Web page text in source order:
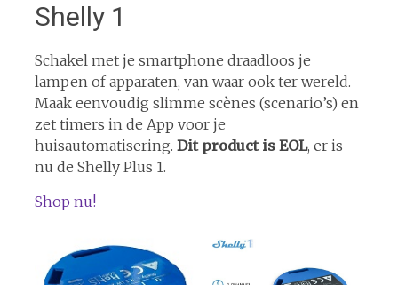
Shelly 1
Schakel met je smartphone draadloos je
lampen of apparaten, van waar ook ter wereld.
Maak eenvoudig slimme scènes (scenario’s) en
zet timers in de App voor je
huisautomatisering. Dit product is EOL, er is
nu de Shelly Plus 1.
Shop nu!